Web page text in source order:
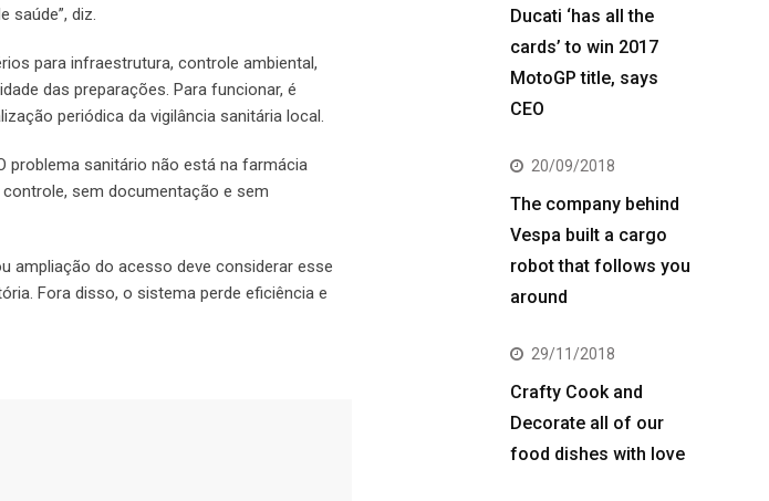
saúde”, diz.
para infraestrutura, controle ambiental,
das preparações. Para funcionar, é
periódica da vigilância sanitária local.
problema sanitário não está na farmácia
sem documentação e sem
ampliação do acesso deve considerar esse
Fora disso, o sistema perde eficiência e
Ducati ‘has all the
cards’ to win 2017
MotoGP title, says
CEO
20/09/2018
The company behind
Vespa built a cargo
robot that follows you
around
29/11/2018
Crafty Cook and
Decorate all of our
food dishes with love